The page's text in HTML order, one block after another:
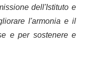
dell'Istituto e
l'armonia e il
e per sostenere e